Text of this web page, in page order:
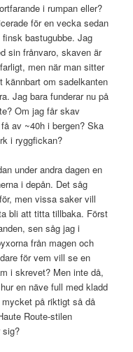
i rumpan eller?
för en vecka sedan
bastugubbe. Jag
sin frånvaro, skaven är
men när man sitter
kännbart om sadelkanten
Jag bara funderar nu på
Om jag får skav
av ~40h i bergen? Ska
i ryggfickan?
under andra dagen en
i depån. Det såg
men vissa saker vill
bli att titta tillbaka. Först
sen såg jag i
från magen och
för vem vill se en
i skrevet? Men inte då,
en näve full med kladd
på riktigt så då
Route-stilen
sig?